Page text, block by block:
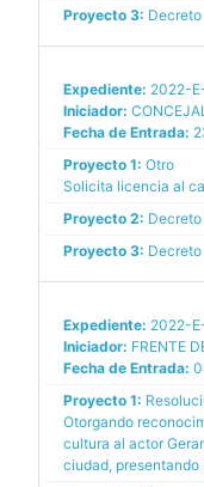
Proyecto 3: Decreto
Expediente: 2022-
Iniciador:
Fecha de Entrada:
Proyecto 1: Otro
Solicita licencia al
Proyecto 2:
Proyecto 3: Decreto
Expediente: 2022-
Iniciador: FRENTE
Fecha de Entrada:
Proyecto 1:
Otorgando
cultura al actor
ciudad,